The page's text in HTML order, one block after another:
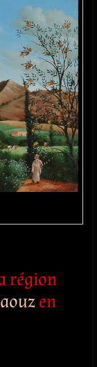
région
en